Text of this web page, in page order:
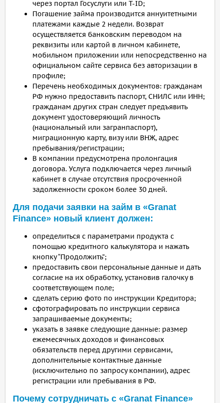
через портал Госуслуги или T-ID;
Погашение займа производится аннуитетными
платежами каждые 2 недели. Возврат
осуществляется банковским переводом на
реквизиты или картой в личном кабинете,
мобильном приложении или непосредственно на
официальном сайте сервиса без авторизации в
профиле;
Перечень необходимых документов: гражданам
РФ нужно предоставить паспорт, СНИЛС или ИНН;
гражданам других стран следует предъявить
документ удостоверяющий личность
(национальный или загранпаспорт),
миграционную карту, визу или ВНЖ, адрес
пребывания/регистрации;
В компании предусмотрена пролонгация
договора. Услуга подключается через личный
кабинет в случае отсутствия просроченной
задолженности сроком более 30 дней.
Для подачи заявки на займ в «Granat
Finance» новый клиент должен:
определиться с параметрами продукта с
помощью кредитного калькулятора и нажать
кнопку “Продолжить”;
предоставить свои персональные данные и дать
согласие на их обработку, установив галочку в
соответствующем поле;
сделать серию фото по инструкции Кредитора;
сфотографировать по инструкции сервиса
запрашиваемые документы;
указать в заявке следующие данные: размер
ежемесячных доходов и финансовых
обязательств перед другими сервисами,
дополнительные контактные данные
(исключительно по запросу компании), адрес
регистрации или пребывания в РФ.
Почему сотрудничать с «Granat Finance»